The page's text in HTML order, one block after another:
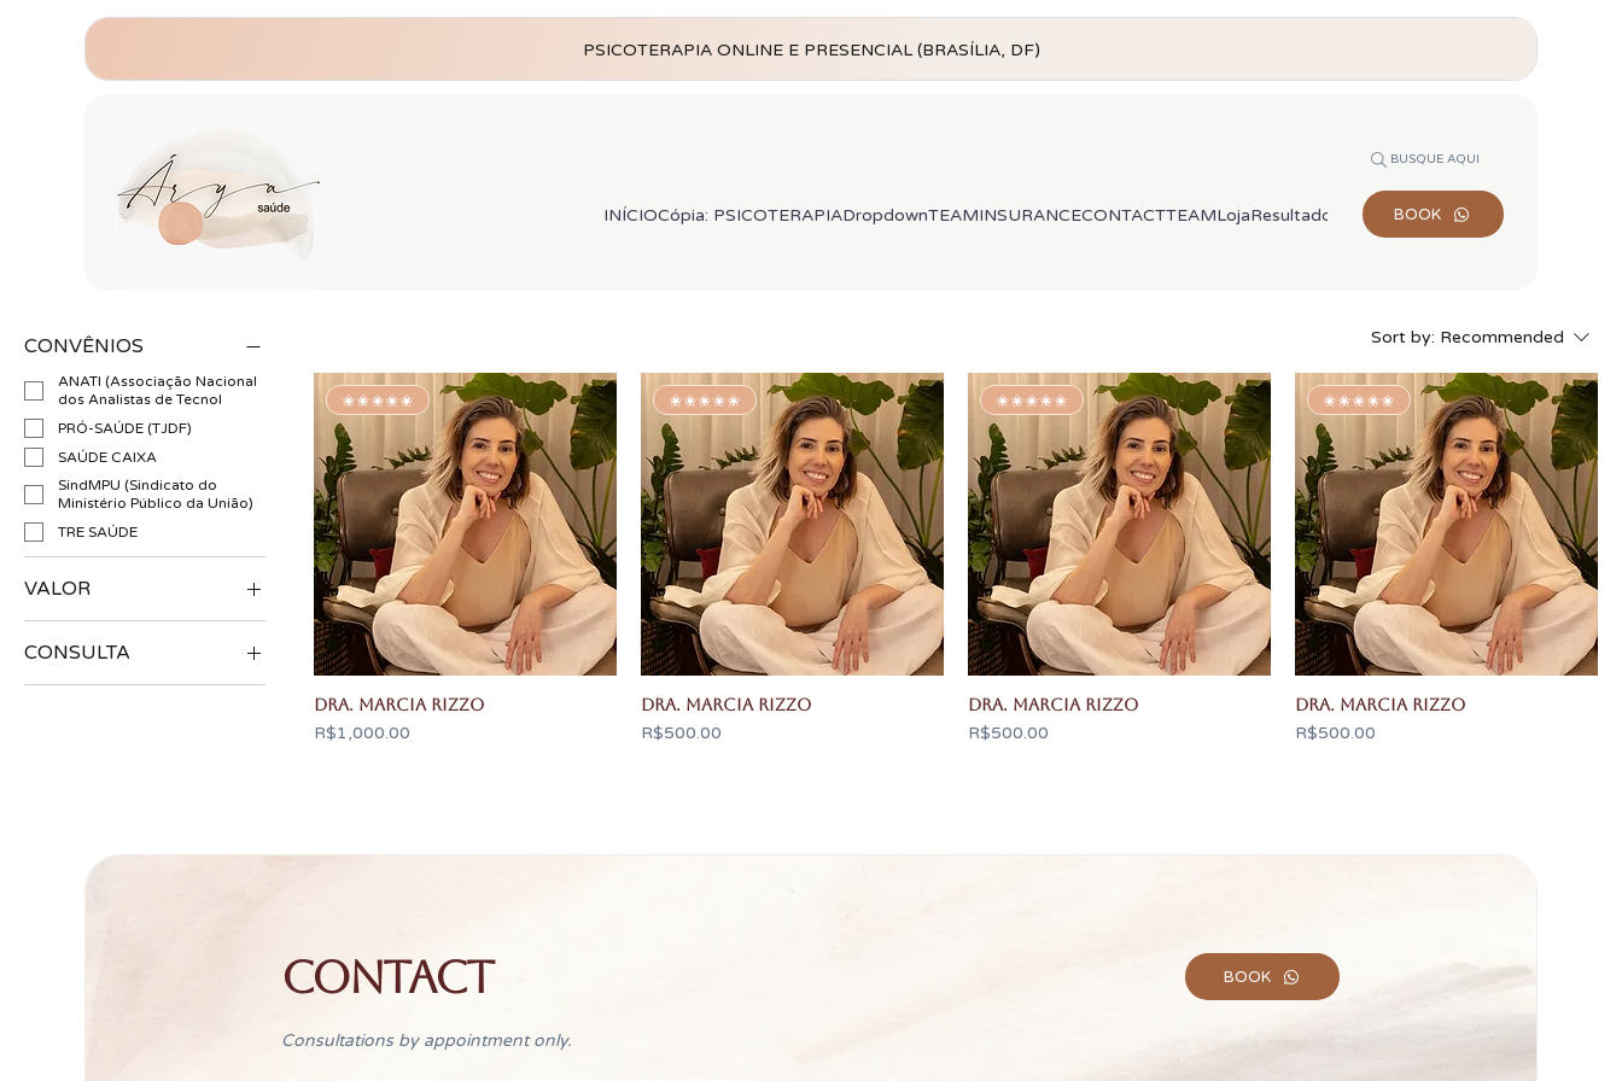
PSICOTERAPIA ONLINE E PRESENCIAL (BRASÍLIA, DF)
BUSQUE AQUI
INÍCIOCópia: PSICOTERAPIADropdownTEAMINSURANCECONTACTTEAMLojaResultados de buscaBOOK
CONVÊNIOS
ANATI (Associação Nacional
dos Analistas de Tecnol
PRÓ-SAÚDE (TJDF)
SAÚDE CAIXA
SindMPU (Sindicato do
Ministério Público da União)
TRE SAÚDE
VALOR
R$500 R$1,000
CONSULTA
ONLINE
Sort by: Recommended
✬✬✬✬✬
Dra. Marcia Rizzo
Price
R$1,000.00
✬✬✬✬✬
Dra. Marcia Rizzo
Price
R$500.00
✬✬✬✬✬
Dra. Marcia Rizzo
Price
R$500.00
✬✬✬✬✬
Dra. Marcia Rizzo
Price
R$500.00
CONTACT BOOK
Consultations by appointment only.